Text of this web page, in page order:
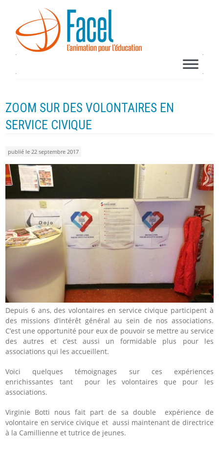
ZOOM SUR DES VOLONTAIRES EN
SERVICE CIVIQUE
publié le 22 septembre 2017
Depuis 6 ans, des volontaires en service civique participent à
des missions d’intérêt général au sein de nos associations.
C’est une opportunité pour eux de pouvoir se mettre au service
des autres et c’est aussi un formidable plus pour les
associations qui les accueillent.
Voici quelques témoignages sur ces expériences
enrichissantes tant pour les volontaires que pour les
associations.
Virginie Botti nous fait part de sa double expérience de
volontaire en service civique et aussi maintenant de directrice
à la Camillienne et tutrice de jeunes.